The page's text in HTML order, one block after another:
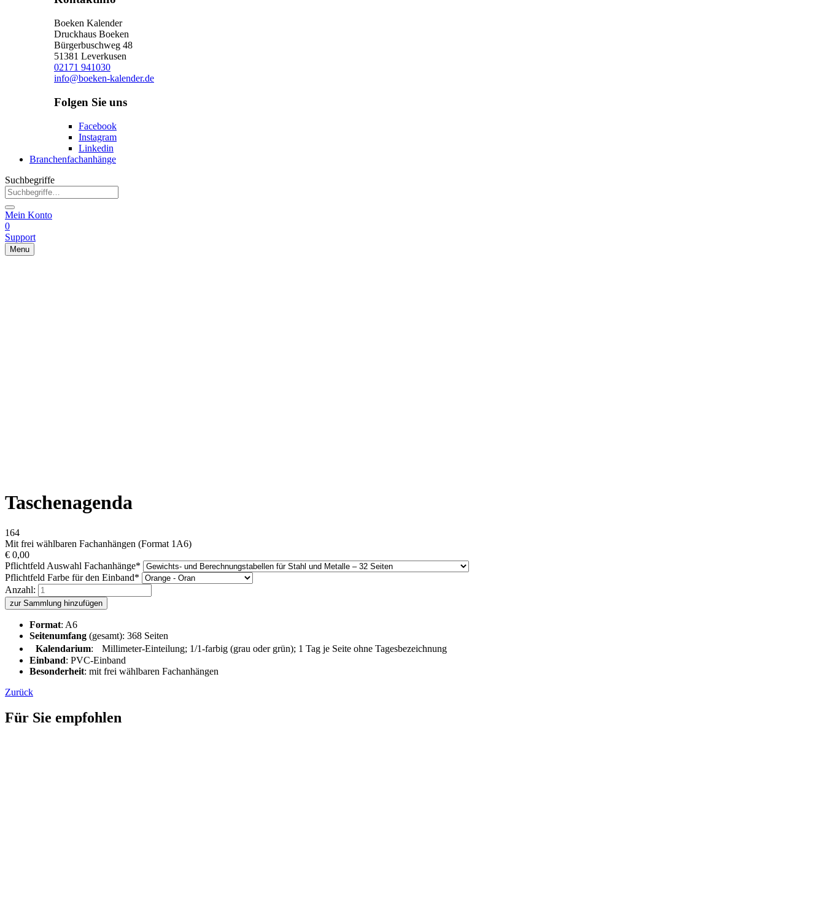
Boeken Kalender
Druckhaus Boeken
Bürgerbuschweg 48
51381 Leverkusen
02171 941030
info@boeken-kalender.de
Folgen Sie uns
Facebook
Instagram
Linkedin
Branchenfachanhänge
Suchbegriffe
Mein Konto
0
Support
Menu
Taschenagenda
164
Mit frei wählbaren Fachanhängen (Format 1A6)
€ 0,00
Pflichtfeld Auswahl Fachanhänge*
Pflichtfeld Farbe für den Einband*
Anzahl:
zur Sammlung hinzufügen
Format: A6
Seitenumfang (gesamt): 368 Seiten
Kalendarium: Millimeter-Einteilung; 1/1-farbig (grau oder grün); 1 Tag je Seite ohne Tagesbezeichnung
Einband: PVC-Einband
Besonderheit: mit frei wählbaren Fachanhängen
Zurück
Für Sie empfohlen